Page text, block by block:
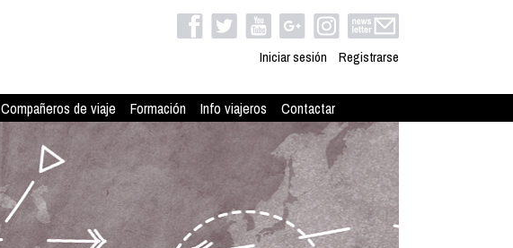
Iniciar sesión Registrarse
Compañeros de viaje Formación Info viajeros Contactar